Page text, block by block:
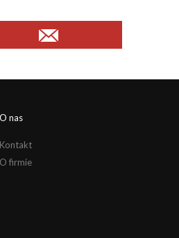
O nas
Kontakt
O firmie